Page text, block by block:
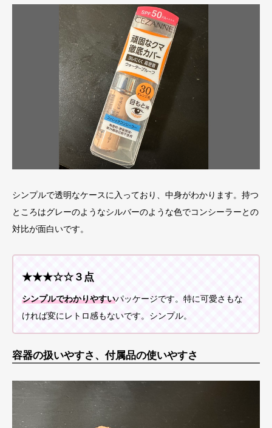
シンプルで透明なケースに入っており、中身がわかります。持つ
ところはグレーのようなシルバーのような色でコンシーラーとの
対比が面白いです。
★★★☆☆３点
シンプルでわかりやすいパッケージです。特に可愛さもな
ければ変にレトロ感もないです。シンプル。
容器の扱いやすさ、付属品の使いやすさ